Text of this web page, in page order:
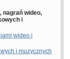
nagrań wideo,
i
wideo i
i muzycznych